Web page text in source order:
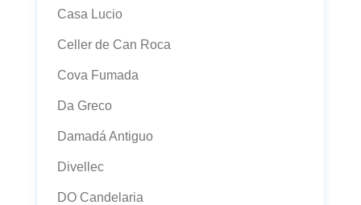
Casa Lucio
Celler de Can Roca
Cova Fumada
Da Greco
Damadá Antiguo
Divellec
DO Candelaria